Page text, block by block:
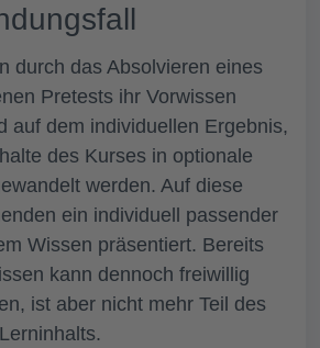
durch das Absolvieren eines
Pretests ihr Vorwissen
auf dem individuellen Ergebnis,
des Kurses in optionale
werden. Auf diese
ein individuell passender
Wissen präsentiert. Bereits
kann dennoch freiwillig
ist aber nicht mehr Teil des